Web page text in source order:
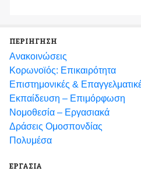
ΠΕΡΙΗΓΗΣΗ
Ανακοινώσεις
Κορωνοϊός: Επικαιρότητα
Eπιστημονικές &
Εκπαίδευση – Επιμόρφωση
Νομοθεσία – Εργασιακά
Δράσεις Ομοσπονδίας
Πολυμέσα
ΕΡΓΑΣΙΑ